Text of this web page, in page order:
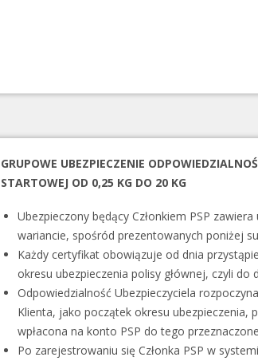
GRUPOWE UBEZPIECZENIE
STARTOWEJ OD 0,25 KG DO 20 KG
Ubezpieczony będący Członkiem PSP
wariancie, spośród prezentowanych poniżej
Każdy certyfikat obowiązuje od dnia
okresu ubezpieczenia polisy głównej, czyli do
Odpowiedzialność Ubezpieczyciela
Klienta, jako początek okresu ubezpieczenia,
wpłacona na konto PSP do tego
Po zarejestrowaniu się Członka PSP w